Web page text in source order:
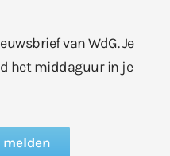
van WdG. Je
het middaguur in je